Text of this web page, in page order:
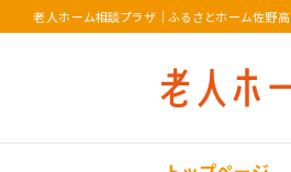
老人ホーム相談プラザ ｜ふるさとホーム佐野